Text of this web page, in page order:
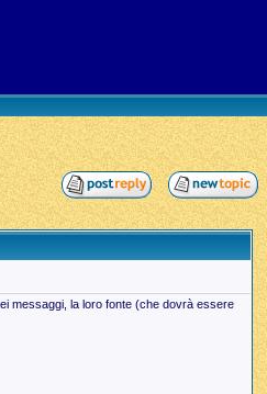
messaggi, la loro fonte (che dovrà essere